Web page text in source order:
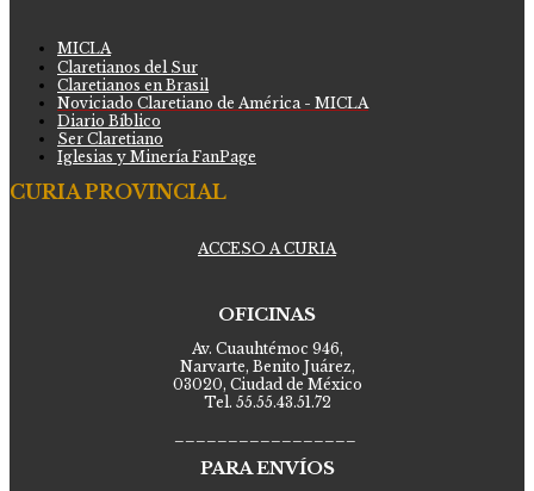
MICLA
Claretianos del Sur
Claretianos en Brasil
Noviciado Claretiano de América - MICLA
Diario Bíblico
Ser Claretiano
Iglesias y Minería FanPage
CURIA PROVINCIAL
ACCESO A CURIA
OFICINAS
Av. Cuauhtémoc 946,
Narvarte, Benito Juárez,
03020, Ciudad de México
Tel. 55.55.43.51.72
PARA ENVÍOS